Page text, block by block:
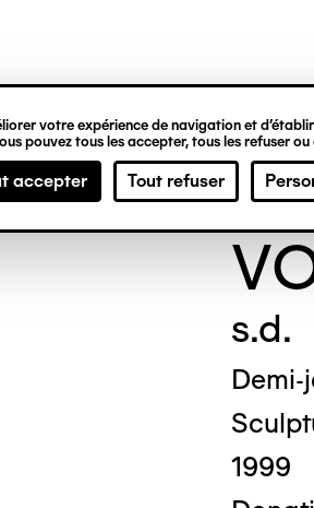
votre expérience de navigation et
pouvez tous les accepter, tous les refuser
accepter Tout refuser
s.d.
1999